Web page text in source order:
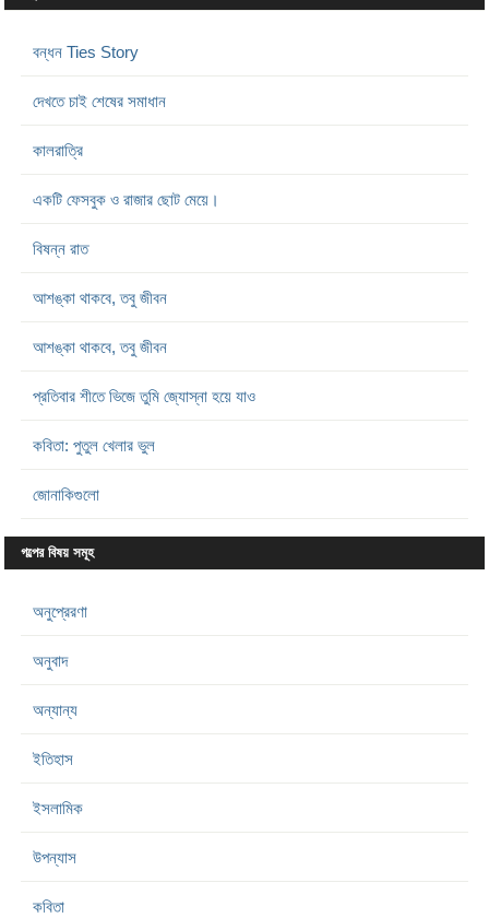
বন্ধন Ties Story
দেখতে চাই শেষের সমাধান
কালরাত্রি
একটি ফেসবুক ও রাজার ছোট মেয়ে।
বিষন্ন রাত
আশঙ্কা থাকবে, তবু জীবন
আশঙ্কা থাকবে, তবু জীবন
প্রতিবার শীতে ভিজে তুমি জ্যোস্না হয়ে যাও
কবিতা: পুতুল খেলার ভুল
জোনাকিগুলো
গল্পের বিষয় সমূহ
অনুপ্রেরণা
অনুবাদ
অন্যান্য
ইতিহাস
ইসলামিক
উপন্যাস
কবিতা